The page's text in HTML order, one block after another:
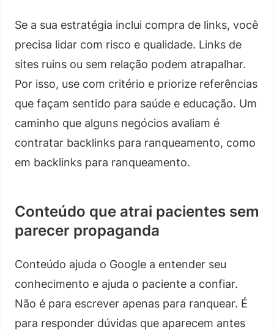
Se a sua estratégia inclui compra de links, você
precisa lidar com risco e qualidade. Links de
sites ruins ou sem relação podem atrapalhar.
Por isso, use com critério e priorize referências
que façam sentido para saúde e educação. Um
caminho que alguns negócios avaliam é
contratar backlinks para ranqueamento, como
em backlinks para ranqueamento.
Conteúdo que atrai pacientes sem
parecer propaganda
Conteúdo ajuda o Google a entender seu
conhecimento e ajuda o paciente a confiar.
Não é para escrever apenas para ranquear. É
para responder dúvidas que aparecem antes